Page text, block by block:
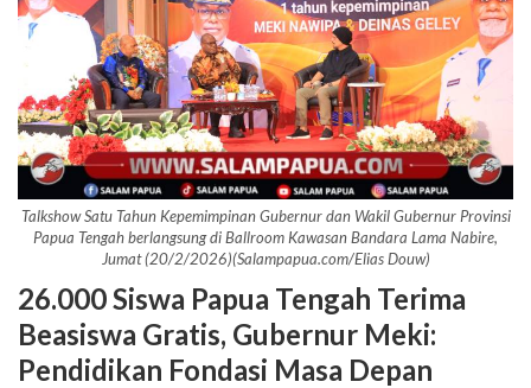
Talkshow Satu Tahun Kepemimpinan Gubernur dan Wakil Gubernur Provinsi
Papua Tengah berlangsung di Ballroom Kawasan Bandara Lama Nabire,
Jumat (20/2/2026)(Salampapua.com/Elias Douw)
26.000 Siswa Papua Tengah Terima
Beasiswa Gratis, Gubernur Meki:
Pendidikan Fondasi Masa Depan